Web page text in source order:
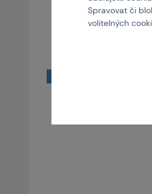
2 varianty skladem
Spravovat či
volitelných